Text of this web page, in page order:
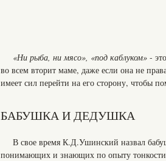
«Ни рыба, ни мясо», «под каблуком» -
во всем вторит маме, даже если она не
имеет сил перейти на его сторону, чтобы
БАБУШКА И ДЕДУШКА
В свое время К.Д.Ушинский назвал
понимающих и знающих по опыту